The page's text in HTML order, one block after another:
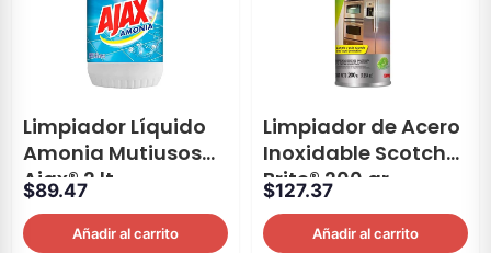
Limpiador Líquido
Amonia Mutiusos
Ajax® 2 lt
$89.47
Añadir al carrito
Limpiador de Acero
Inoxidable Scotch
Brite® 200 gr
$127.37
Añadir al carrito